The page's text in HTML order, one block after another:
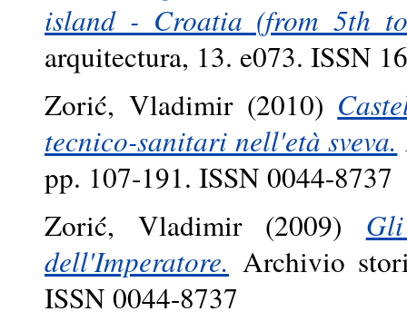
island - Croatia (from 5th
arquitectura, 13. e073. ISSN
Zorić, Vladimir(2010)
tecnico-sanitari nell'età sveva.
pp. 107-191. ISSN 0044-8737
Zorić, Vladimir(2009)
dell'Imperatore. Archivio
ISSN 0044-8737